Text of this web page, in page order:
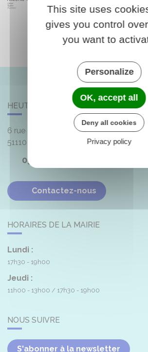
HEUTRÉGIVILLE
6 rue de la Mairie
51110
03 26 48 77 06
Contactez-nous
HORAIRES DE LA MAIRIE
Lundi :
17h30 - 19h00
Jeudi :
11h00 - 13h00 17h30 - 19h00
NOUS SUIVRE
S'abonner à la newsletter
This site uses
gives you control
you want to
Personalize
OK, accept all
Deny all cookies
Privacy policy